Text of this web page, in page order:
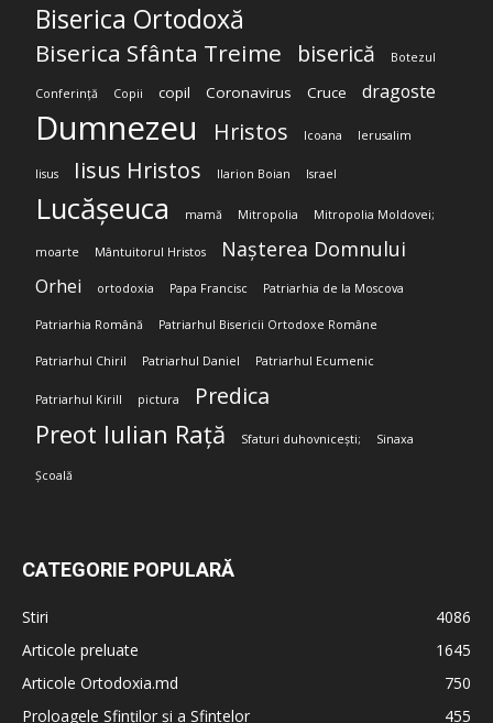
Biserica Ortodoxă
Biserica Sfânta Treime biserică Botezul
Conferință Copii copil Coronavirus Cruce dragoste
Dumnezeu Hristos Icoana Ierusalim
Iisus Iisus Hristos Ilarion Boian Israel
Lucășeuca mamă Mitropolia Mitropolia Moldovei;
moarte Mântuitorul Hristos Nașterea Domnului
Orhei ortodoxia Papa Francisc Patriarhia de la Moscova
Patriarhia Română Patriarhul Bisericii Ortodoxe Române
Patriarhul Chiril Patriarhul Daniel Patriarhul Ecumenic
Patriarhul Kirill pictura Predica
Preot Iulian Rață Sfaturi duhovnicești; Sinaxa
Școală
CATEGORIE POPULARĂ
Stiri
4086
Articole preluate
1645
Articole Ortodoxia.md
750
Proloagele Sfinților și a Sfintelor
455